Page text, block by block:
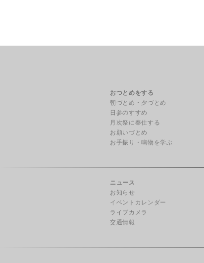
おつとめをする
朝づとめ・夕づとめ
日参のすすめ
月次祭に奉仕する
お願いづとめ
お手振り・鳴物を学ぶ
ニュース
お知らせ
イベントカレンダー
ライブカメラ
交通情報